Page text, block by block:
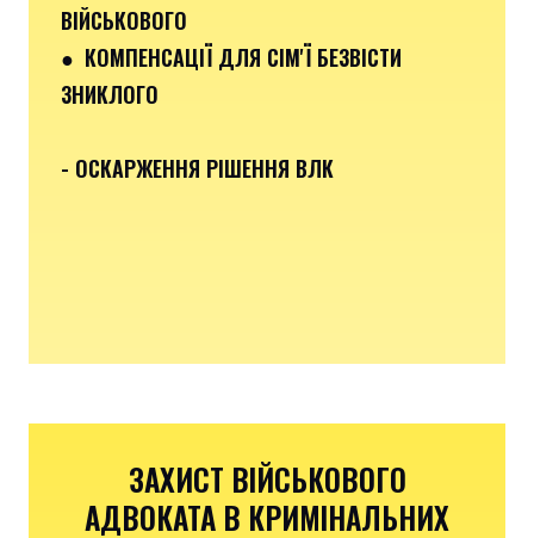
ВІЙСЬКОВОГО
● КОМПЕНСАЦІЇ ДЛЯ СІМ'Ї БЕЗВІСТИ
ЗНИКЛОГО
- ОСКАРЖЕННЯ РІШЕННЯ ВЛК
ЗАХИСТ ВІЙСЬКОВОГО
АДВОКАТА В КРИМІНАЛЬНИХ